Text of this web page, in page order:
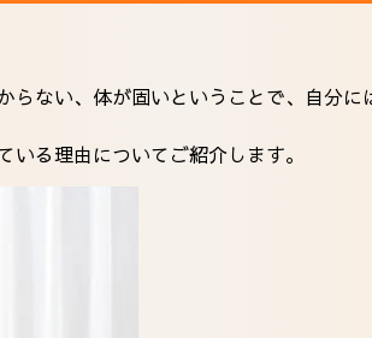
らない、体が固いということで、自分
る理由についてご紹介します。